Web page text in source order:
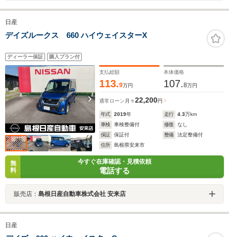
日産
デイズルークス 660 ハイウェイスターX
ディーラー保証 購入プラン付
支払総額
113.9万円
本体価格
107.8万円
通常ローン 月々22,200円
年式 2019年 走行 4.3万km
車検
車検整備付 修復
なし
保証
保証付 整備
法定整備付
住所
島根県安来市
無
料
今すぐ在庫確認・見積依頼
電話する
販売店： 島根日産自動車株式会社 安来店
日産